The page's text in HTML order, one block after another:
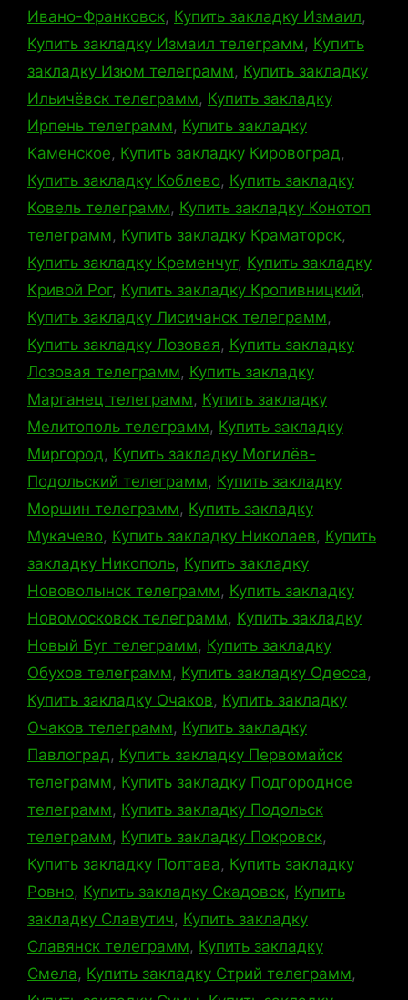
Ивано-Франковск, Купить закладку Измаил,
Купить закладку Измаил телеграмм, Купить
закладку Изюм телеграмм, Купить закладку
Ильичёвск телеграмм, Купить закладку
Ирпень телеграмм, Купить закладку
Каменское, Купить закладку Кировоград,
Купить закладку Коблево, Купить закладку
Ковель телеграмм, Купить закладку Конотоп
телеграмм, Купить закладку Краматорск,
Купить закладку Кременчуг, Купить закладку
Кривой Рог, Купить закладку Кропивницкий,
Купить закладку Лисичанск телеграмм,
Купить закладку Лозовая, Купить закладку
Лозовая телеграмм, Купить закладку
Марганец телеграмм, Купить закладку
Мелитополь телеграмм, Купить закладку
Миргород, Купить закладку Могилёв-
Подольский телеграмм, Купить закладку
Моршин телеграмм, Купить закладку
Мукачево, Купить закладку Николаев, Купить
закладку Никополь, Купить закладку
Нововолынск телеграмм, Купить закладку
Новомосковск телеграмм, Купить закладку
Новый Буг телеграмм, Купить закладку
Обухов телеграмм, Купить закладку Одесса,
Купить закладку Очаков, Купить закладку
Очаков телеграмм, Купить закладку
Павлоград, Купить закладку Первомайск
телеграмм, Купить закладку Подгородное
телеграмм, Купить закладку Подольск
телеграмм, Купить закладку Покровск,
Купить закладку Полтава, Купить закладку
Ровно, Купить закладку Скадовск, Купить
закладку Славутич, Купить закладку
Славянск телеграмм, Купить закладку
Смела, Купить закладку Стрий телеграмм,